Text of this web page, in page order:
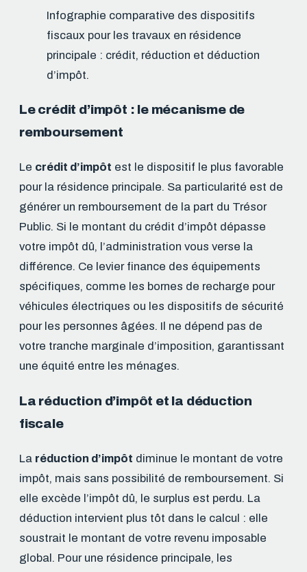
Infographie comparative des dispositifs
fiscaux pour les travaux en résidence
principale : crédit, réduction et déduction
d’impôt.
Le crédit d’impôt : le mécanisme de
remboursement
Le crédit d’impôt est le dispositif le plus favorable
pour la résidence principale. Sa particularité est de
générer un remboursement de la part du Trésor
Public. Si le montant du crédit d’impôt dépasse
votre impôt dû, l’administration vous verse la
différence. Ce levier finance des équipements
spécifiques, comme les bornes de recharge pour
véhicules électriques ou les dispositifs de sécurité
pour les personnes âgées. Il ne dépend pas de
votre tranche marginale d’imposition, garantissant
une équité entre les ménages.
La réduction d’impôt et la déduction
fiscale
La réduction d’impôt diminue le montant de votre
impôt, mais sans possibilité de remboursement. Si
elle excède l’impôt dû, le surplus est perdu. La
déduction intervient plus tôt dans le calcul : elle
soustrait le montant de votre revenu imposable
global. Pour une résidence principale, les